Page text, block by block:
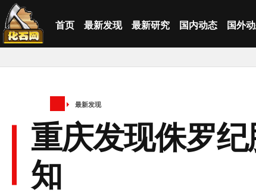
首页 最新发现 最新研究 国内动态 国外
最新发现
重庆发现侏罗
知